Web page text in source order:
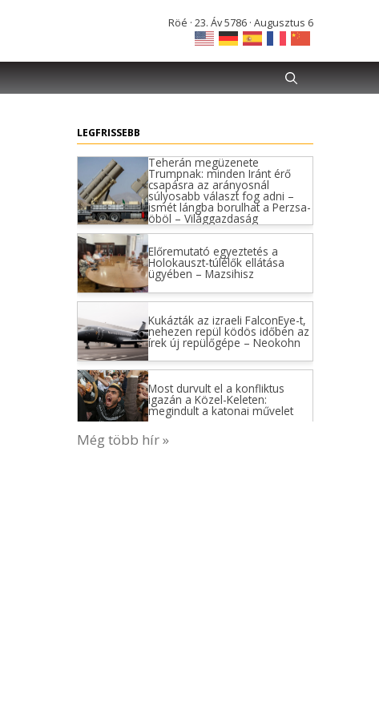
Röé · 23. Áv 5786 · Augusztus 6
LEGFRISSEBB
Teherán megüzenete
Trumpnak: minden Iránt érő
csapásra az arányosnál
súlyosabb választ fog adni –
ismét lángba borulhat a Perzsa-
öböl – Világgazdaság
Előremutató egyeztetés a
Holokauszt-túlélők ellátása
ügyében – Mazsihisz
Kukázták az izraeli FalconEye-t,
nehezen repül ködös időben az
írek új repülőgépe – Neokohn
Most durvult el a konfliktus
igazán a Közel-Keleten:
megindult a katonai művelet
Még több hír »